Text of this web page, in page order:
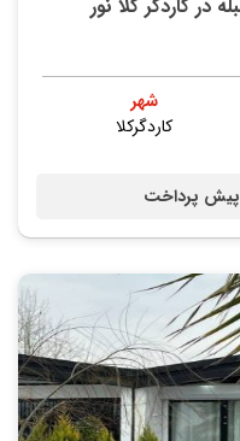
شهر
کاردگرکلا
پیش پرداخت